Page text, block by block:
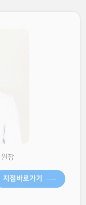
원장
지점바로가기